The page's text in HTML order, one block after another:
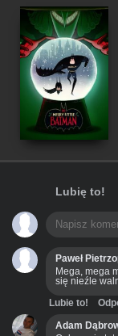
Lubię to!
Paweł
Mega, mega
się nieźle
Lubie to!
Adam